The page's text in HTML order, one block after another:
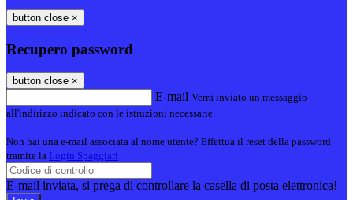
button close ×
Recupero password
button close ×
E-mail Verrà inviato un messaggio
all'indirizzo indicato con le istruzioni necessarie.
Non hai una e-mail associata al nome utente? Effettua il reset della password
tramite la Login Spaggiari
E-mail inviata, si prega di controllare la casella di posta elettronica!